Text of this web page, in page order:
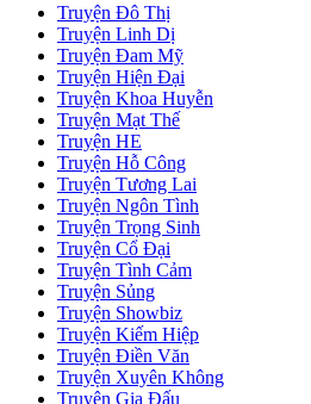
Truyện Đô Thị
Truyện Linh Dị
Truyện Đam Mỹ
Truyện Hiện Đại
Truyện Khoa Huyễn
Truyện Mạt Thế
Truyện HE
Truyện Hỗ Công
Truyện Tương Lai
Truyện Ngôn Tình
Truyện Trọng Sinh
Truyện Cổ Đại
Truyện Tình Cảm
Truyện Sủng
Truyện Showbiz
Truyện Kiếm Hiệp
Truyện Điền Văn
Truyện Xuyên Không
Truyện Gia Đấu